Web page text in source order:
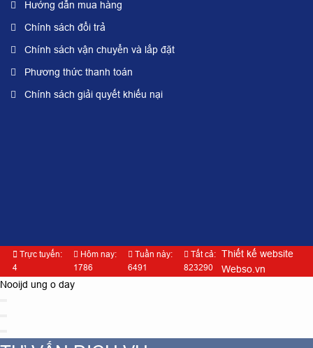
Hướng dẫn mua hàng
Chính sách đổi trả
Chính sách vận chuyển và lắp đặt
Phương thức thanh toán
Chính sách giải quyết khiếu nại
Trực tuyến:
4
Hôm nay:
1786
Tuần này:
6491
Tất cả:
823290
Thiết kế website
Webso.vn
Nooijd ung o day